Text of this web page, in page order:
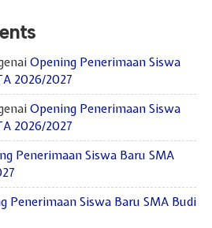
Opening Penerimaan Siswa
2026/2027
Opening Penerimaan Siswa
2026/2027
Penerimaan Siswa Baru SMA
Penerimaan Siswa Baru SMA Budi